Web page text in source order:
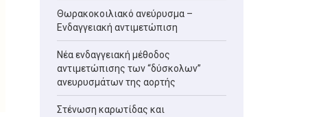
Θωρακοκοιλιακό ανεύρυσμα –
Ενδαγγειακή αντιμετώπιση
Νέα ενδαγγειακή μέθοδος
αντιμετώπισης των “δύσκολων”
ανευρυσμάτων της αορτής
Στένωση καρωτίδας και